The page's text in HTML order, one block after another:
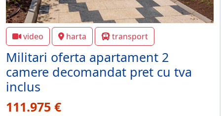
video harta transport
Militari oferta apartament 2
camere decomandat pret cu tva
inclus
111.975 €